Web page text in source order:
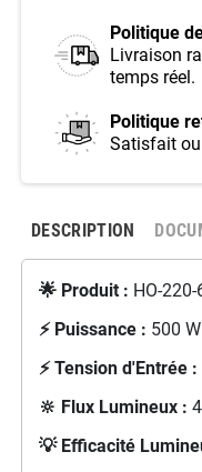
Politique
Livraison
temps réel.
Politique
Satisfait
DESCRIPTION
🌟 Produit : HO-
⚡ Puissance : 500 W
⚡ Tension d'Entrée :
🔆 Flux Lumineux :
💡 Efficacité